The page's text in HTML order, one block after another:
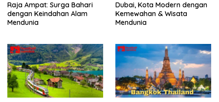
Raja Ampat: Surga Bahari
dengan Keindahan Alam
Mendunia
Dubai, Kota Modern dengan
Kemewahan & Wisata
Mendunia